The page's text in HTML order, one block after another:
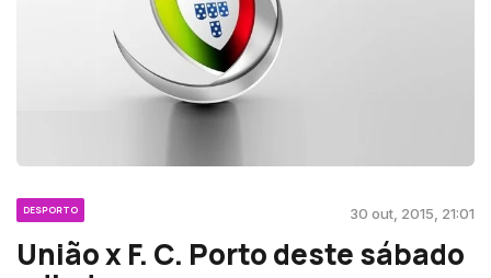
DESPORTO 30 out, 2015, 21:01
União x F. C. Porto deste sábado